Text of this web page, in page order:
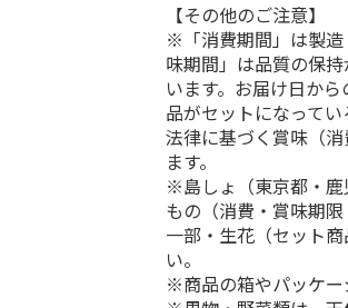
【その他のご注意】
※「消費期間」は製造
味期間」は品質の保
います。お届け日か
品がセットになって
法律に基づく賞味（
ます。
※島しょ（東京都・
もの（消費・賞味期
一部・生花（セット
い。
※商品の箱やパッケー